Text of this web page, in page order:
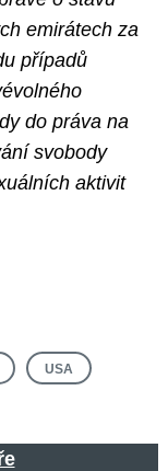
emirátech za
případů
do práva na
svobody
aktivit
USA